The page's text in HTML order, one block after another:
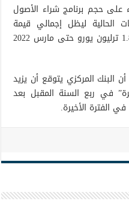
على حجم برنامج شراء الأصول
الحالية ليظل إجمالي قيمة
المشتريات في إطار البرنامج عند 1.85 ترليون يورو حتى مارس 2022
أن البنك المركزي يتوقع أن يزيد
في ربع السنة المقبل بعد
الفترة الأخيرة.